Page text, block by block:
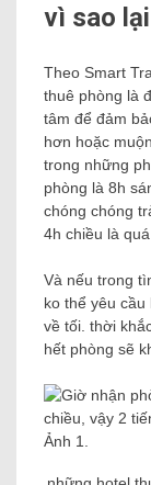
vì sao
Theo Smart
thuê phòng là
tâm để đảm
hơn hoặc
trong những
phòng là 8h
chóng chóng
4h chiều là
Và nếu trong
ko thể yêu
về tối. thời
hết phòng sẽ